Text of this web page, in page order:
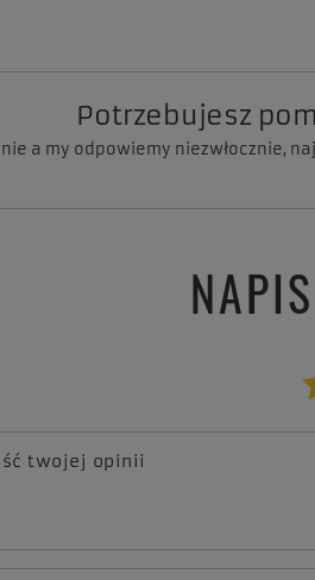
Potrzebujesz
a my odpowiemy niezwłocznie,
twojej opinii